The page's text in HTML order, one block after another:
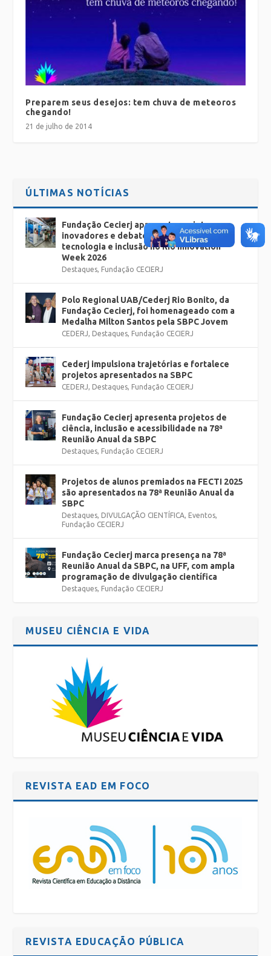
Preparem seus desejos: tem chuva de meteoros
chegando!
21 de julho de 2014
ÚLTIMAS NOTÍCIAS
Fundação Cecierj apresenta projetos
inovadores e debates sobre educação,
tecnologia e inclusão no Rio Innovation
Week 2026
Destaques, Fundação CECIERJ
Polo Regional UAB/Cederj Rio Bonito, da
Fundação Cecierj, foi homenageado com a
Medalha Milton Santos pela SBPC Jovem
CEDERJ, Destaques, Fundação CECIERJ
Cederj impulsiona trajetórias e fortalece
projetos apresentados na SBPC
CEDERJ, Destaques, Fundação CECIERJ
Fundação Cecierj apresenta projetos de
ciência, inclusão e acessibilidade na 78ª
Reunião Anual da SBPC
Destaques, Fundação CECIERJ
Projetos de alunos premiados na FECTI 2025
são apresentados na 78ª Reunião Anual da
SBPC
Destaques, DIVULGAÇÃO CIENTÍFICA, Eventos,
Fundação CECIERJ
Fundação Cecierj marca presença na 78ª
Reunião Anual da SBPC, na UFF, com ampla
programação de divulgação científica
Destaques, Fundação CECIERJ
MUSEU CIÊNCIA E VIDA
REVISTA EAD EM FOCO
REVISTA EDUCAÇÃO PÚBLICA